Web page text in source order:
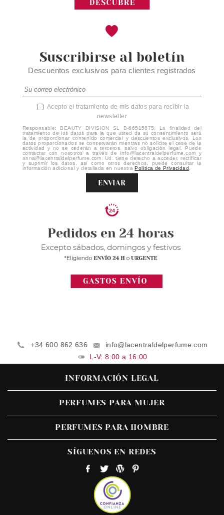
Suscribirse al boletín
Descuentos exclusivos para clientes registrados
Acepto el tratamiento de mis datos para recibir la
newsletter
Responsable: BEAUTY DIVISION SL B-66515875. La finalidad del
tratamiento de los datos para la que usted da su consentimiento será
la de proporcionar contenido comercial y descuentos exclusivos. Los
datos proporcionados se conservarán mientras no solicite el cese de la
actividad y no se cederán a terceros, salvo obligación legal. Puede
contactar con nosotros a través de info@lacentraldelperfume.com y
anna@lacentraldelperfume.com. Ud. tiene derecho a acceder, rectificar
y suprimir los datos, así como otros derechos, puede consultar la
información adicional y detallada en nuestraPolítica de Privacidad
ENVIAR
+34 600 862 636
info@lacentraldelperfume.com
L-V: 8:00 a 16:00
INFORMACIÓN LEGAL
PERFUMES PARA MUJER
PERFUMES PARA HOMBRE
SÍGUENOS EN REDES